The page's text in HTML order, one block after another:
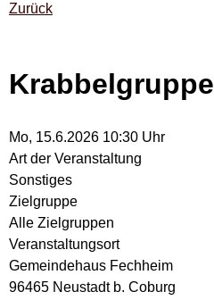
Zurück
Krabbelgruppe
Mo, 15.6.2026 10:30 Uhr
Art der Veranstaltung
Sonstiges
Zielgruppe
Alle Zielgruppen
Veranstaltungsort
Gemeindehaus Fechheim
96465 Neustadt b. Coburg